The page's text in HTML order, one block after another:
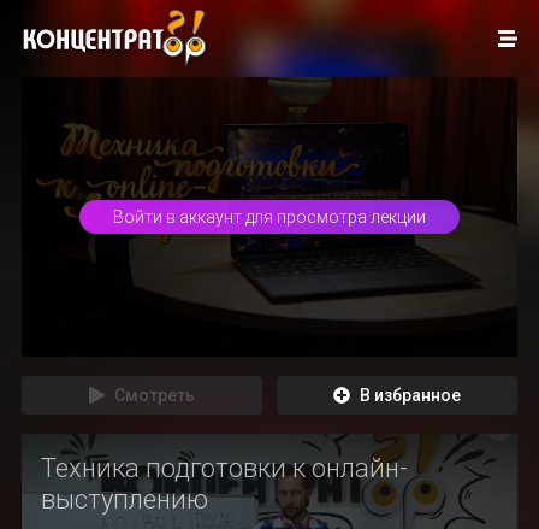
Войти в аккаунт для просмотра лекции
Смотреть В избранное
Техника подготовки к онлайн-
выступлению